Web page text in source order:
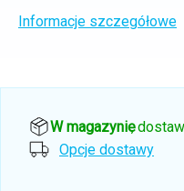
Informacje szczegółowe
W magazynie
,
Opcje dostawy